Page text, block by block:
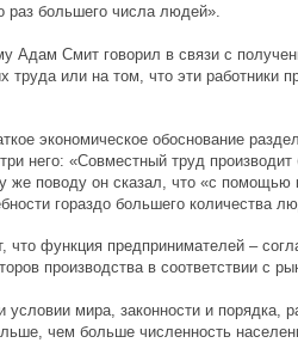
раз большего числа людей».
Адам Смит говорил в связи с
труда или на том, что эти работники
экономическое обоснование
него: «Совместный труд
же поводу он сказал, что «с помощью
гораздо большего количества
что функция предпринимателей –
производства в соответствии с
условии мира, законности и порядка,
чем больше численность